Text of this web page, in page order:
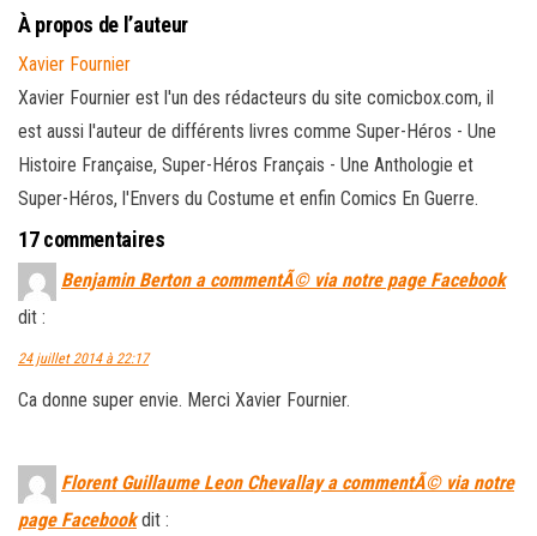
À propos de l’auteur
Xavier Fournier
Xavier Fournier est l'un des rédacteurs du site comicbox.com, il
est aussi l'auteur de différents livres comme Super-Héros - Une
Histoire Française, Super-Héros Français - Une Anthologie et
Super-Héros, l'Envers du Costume et enfin Comics En Guerre.
17 commentaires
Benjamin Berton a commentÃ© via notre page Facebook
dit :
24 juillet 2014 à 22:17
Ca donne super envie. Merci Xavier Fournier.
Florent Guillaume Leon Chevallay a commentÃ© via notre
page Facebook dit :